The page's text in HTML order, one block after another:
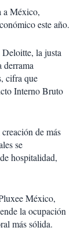
a México,
este año.
Deloitte, la justa
derrama
cifra que
Interno Bruto
de más
se
hospitalidad,
México,
la ocupación
más sólida.